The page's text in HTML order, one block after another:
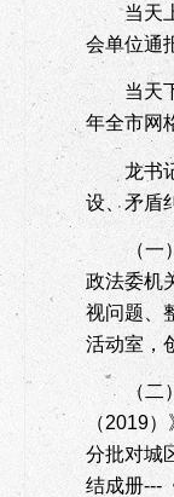
当天
会单位通
当天
年全市网
龙书
设、矛盾
（一
政法委机
视问题、
活动室，
（
（2019）
分批对城
结成册---